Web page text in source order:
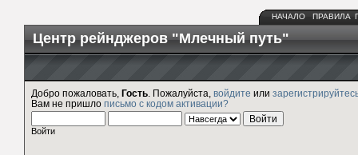
НАЧАЛО ПРАВИЛА
Центр рейнджеров "Млечный путь"
Добро пожаловать, Гость . Пожалуйста, войдите или
Вам не пришло письмо с кодом активации?
Войти